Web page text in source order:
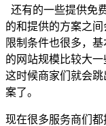
还有的一些提供免
的和提供的方案之
限制条件也很多，
的网站规模比较大一
这时候商家们就会
案了。
现在很多服务商们